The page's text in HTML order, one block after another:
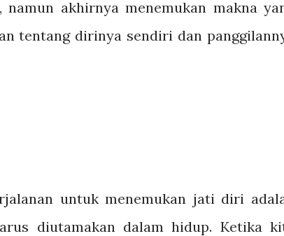
akhirnya menemukan makna
tentang dirinya sendiri dan
untuk menemukan jati diri
diutamakan dalam hidup. Ketika